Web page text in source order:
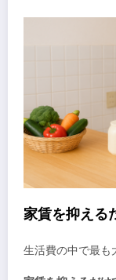
家賃を抑える
生活費の中で最も